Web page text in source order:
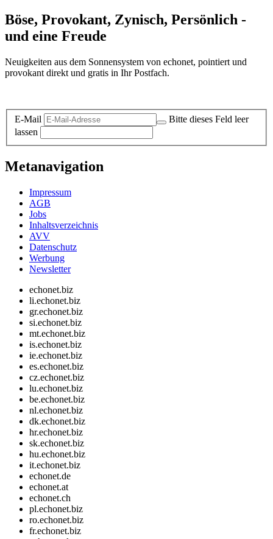
Böse, Provokant, Zynisch, Persönlich -
und eine Freude
Neuigkeiten aus dem Sonnensystem von echonet, pointiert und
provokant direkt und gratis in Ihr Postfach.
E-Mail
Bitte dieses Feld leer
lassen
Metanavigation
Impressum
AGB
Jobs
Inhaltsverzeichnis
AVV
Datenschutz
Werbung
Newsletter
echonet.biz
li.echonet.biz
gr.echonet.biz
si.echonet.biz
mt.echonet.biz
is.echonet.biz
ie.echonet.biz
es.echonet.biz
cz.echonet.biz
lu.echonet.biz
be.echonet.biz
nl.echonet.biz
dk.echonet.biz
hr.echonet.biz
sk.echonet.biz
hu.echonet.biz
it.echonet.biz
echonet.de
echonet.at
echonet.ch
pl.echonet.biz
ro.echonet.biz
fr.echonet.biz